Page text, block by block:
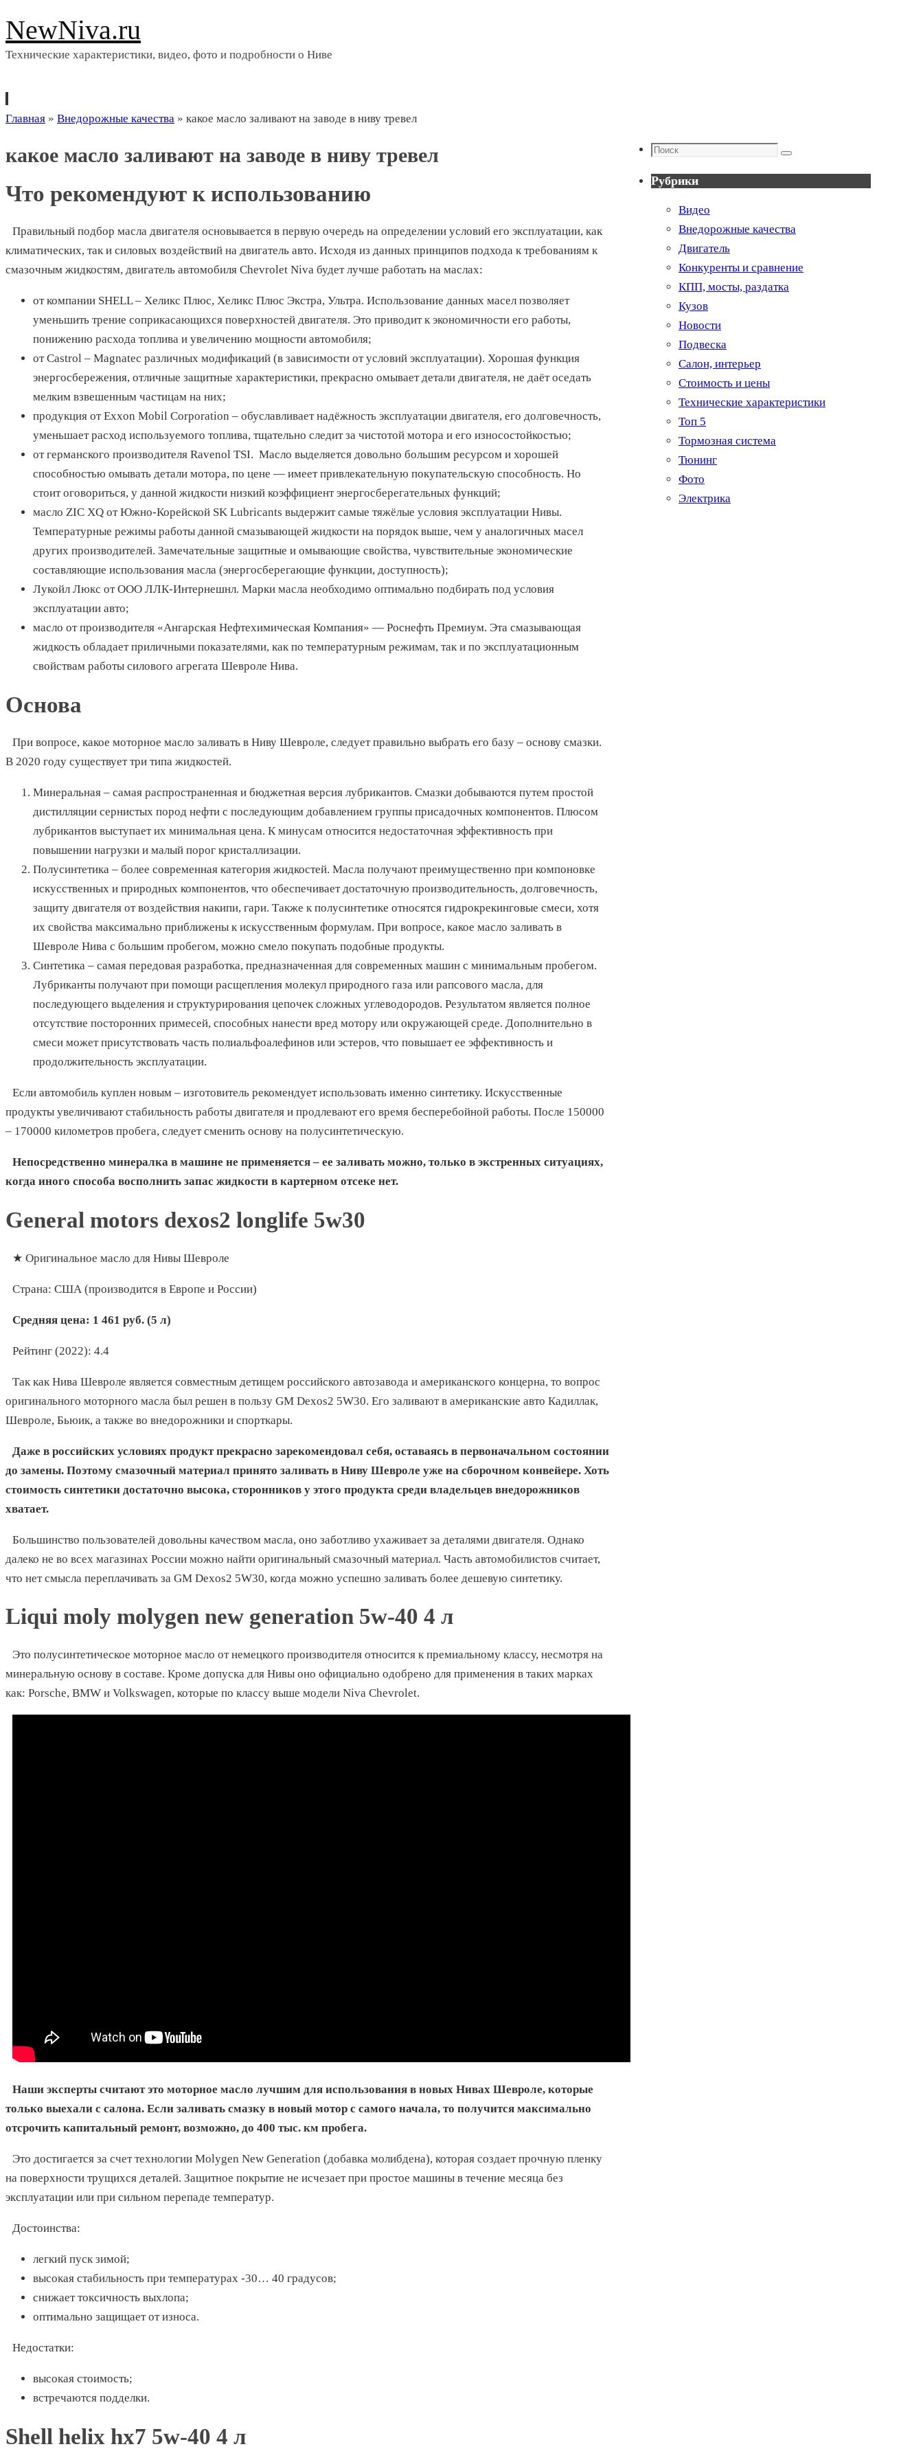
NewNiva.ru
Технические характеристики, видео, фото и подробности о Ниве
Перейти
содержимому
Главная » Внедорожные качества » какое масло заливают на заводе в ниву тревел
какое масло заливают на заводе в ниву тревел
Что рекомендуют к использованию
Правильный подбор масла двигателя основывается в первую очередь на определении условий его эксплуатации, как
климатических, так и силовых воздействий на двигатель авто. Исходя из данных принципов подхода к требованиям к
смазочным жидкостям, двигатель автомобиля Chevrolet Niva будет лучше работать на маслах:
от компании SHELL – Хеликс Плюс, Хеликс Плюс Экстра, Ультра. Использование данных масел позволяет
уменьшить трение соприкасающихся поверхностей двигателя. Это приводит к экономичности его работы,
понижению расхода топлива и увеличению мощности автомобиля;
от Castrol – Magnatec различных модификаций (в зависимости от условий эксплуатации). Хорошая функция
энергосбережения, отличные защитные характеристики, прекрасно омывает детали двигателя, не даёт оседать
мелким взвешенным частицам на них;
продукция от Exxon Mobil Corporation – обуславливает надёжность эксплуатации двигателя, его долговечность,
уменьшает расход используемого топлива, тщательно следит за чистотой мотора и его износостойкостью;
от германского производителя Ravenol TSI. Масло выделяется довольно большим ресурсом и хорошей
способностью омывать детали мотора, по цене — имеет привлекательную покупательскую способность. Но
стоит оговориться, у данной жидкости низкий коэффициент энергосберегательных функций;
масло ZIC XQ от Южно-Корейской SK Lubricants выдержит самые тяжёлые условия эксплуатации Нивы.
Температурные режимы работы данной смазывающей жидкости на порядок выше, чем у аналогичных масел
других производителей. Замечательные защитные и омывающие свойства, чувствительные экономические
составляющие использования масла (энергосберегающие функции, доступность);
Лукойл Люкс от ООО ЛЛК-Интернешнл. Марки масла необходимо оптимально подбирать под условия
эксплуатации авто;
масло от производителя «Ангарская Нефтехимическая Компания» — Роснефть Премиум. Эта смазывающая
жидкость обладает приличными показателями, как по температурным режимам, так и по эксплуатационным
свойствам работы силового агрегата Шевроле Нива.
Основа
При вопросе, какое моторное масло заливать в Ниву Шевроле, следует правильно выбрать его базу – основу смазки.
В 2020 году существует три типа жидкостей.
Минеральная – самая распространенная и бюджетная версия лубрикантов. Смазки добываются путем простой
дистилляции сернистых пород нефти с последующим добавлением группы присадочных компонентов. Плюсом
лубрикантов выступает их минимальная цена. К минусам относится недостаточная эффективность при
повышении нагрузки и малый порог кристаллизации.
Полусинтетика – более современная категория жидкостей. Масла получают преимущественно при компоновке
искусственных и природных компонентов, что обеспечивает достаточную производительность, долговечность,
защиту двигателя от воздействия накипи, гари. Также к полусинтетике относятся гидрокрекинговые смеси, хотя
их свойства максимально приближены к искусственным формулам. При вопросе, какое масло заливать в
Шевроле Нива с большим пробегом, можно смело покупать подобные продукты.
Синтетика – самая передовая разработка, предназначенная для современных машин с минимальным пробегом.
Лубриканты получают при помощи расщепления молекул природного газа или рапсового масла, для
последующего выделения и структурирования цепочек сложных углеводородов. Результатом является полное
отсутствие посторонних примесей, способных нанести вред мотору или окружающей среде. Дополнительно в
смеси может присутствовать часть полиальфоалефинов или эстеров, что повышает ее эффективность и
продолжительность эксплуатации.
Если автомобиль куплен новым – изготовитель рекомендует использовать именно синтетику. Искусственные
продукты увеличивают стабильность работы двигателя и продлевают его время бесперебойной работы. После 150000
– 170000 километров пробега, следует сменить основу на полусинтетическую.
Непосредственно минералка в машине не применяется – ее заливать можно, только в экстренных ситуациях,
когда иного способа восполнить запас жидкости в картерном отсеке нет.
General motors dexos2 longlife 5w30
★ Оригинальное масло для Нивы Шевроле
Страна: США (производится в Европе и России)
Средняя цена: 1 461 руб. (5 л)
Рейтинг (2022): 4.4
Так как Нива Шевроле является совместным детищем российского автозавода и американского концерна, то вопрос
оригинального моторного масла был решен в пользу GM Dexos2 5W30. Его заливают в американские авто Кадиллак,
Шевроле, Бьюик, а также во внедорожники и спорткары.
Даже в российских условиях продукт прекрасно зарекомендовал себя, оставаясь в первоначальном состоянии
до замены. Поэтому смазочный материал принято заливать в Ниву Шевроле уже на сборочном конвейере. Хоть
стоимость синтетики достаточно высока, сторонников у этого продукта среди владельцев внедорожников
хватает.
Большинство пользователей довольны качеством масла, оно заботливо ухаживает за деталями двигателя. Однако
далеко не во всех магазинах России можно найти оригинальный смазочный материал. Часть автомобилистов считает,
что нет смысла переплачивать за GM Dexos2 5W30, когда можно успешно заливать более дешевую синтетику.
Liqui moly molygen new generation 5w-40 4 л
Это полусинтетическое моторное масло от немецкого производителя относится к премиальному классу, несмотря на
минеральную основу в составе. Кроме допуска для Нивы оно официально одобрено для применения в таких марках
как: Porsche, BMW и Volkswagen, которые по классу выше модели Niva Chevrolet.
Наши эксперты считают это моторное масло лучшим для использования в новых Нивах Шевроле, которые
только выехали с салона. Если заливать смазку в новый мотор с самого начала, то получится максимально
отсрочить капитальный ремонт, возможно, до 400 тыс. км пробега.
Это достигается за счет технологии Molygen New Generation (добавка молибдена), которая создает прочную пленку
на поверхности трущихся деталей. Защитное покрытие не исчезает при простое машины в течение месяца без
эксплуатации или при сильном перепаде температур.
Достоинства:
легкий пуск зимой;
высокая стабильность при температурах -30… 40 градусов;
снижает токсичность выхлопа;
оптимально защищает от износа.
Недостатки:
высокая стоимость;
встречаются подделки.
Shell helix hx7 5w-40 4 л
Поиск
Поиск
Рубрики
Видео
Внедорожные качества
Двигатель
Конкуренты и сравнение
КПП, мосты, раздатка
Кузов
Новости
Подвеска
Салон, интерьер
Стоимость и цены
Технические характеристики
Топ 5
Тормозная система
Тюнинг
Фото
Электрика